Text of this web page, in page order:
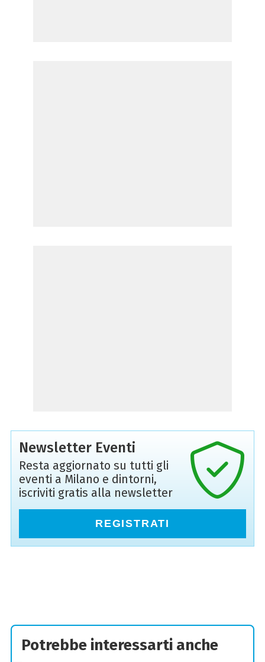
Newsletter Eventi
Resta aggiornato su tutti gli
eventi a Milano e dintorni,
iscriviti gratis alla newsletter
REGISTRATI
Potrebbe interessarti anche